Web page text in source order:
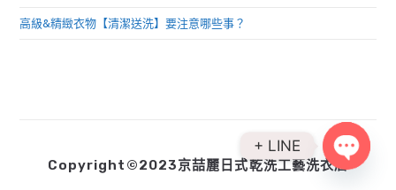
高級&精緻衣物【清潔送洗】要注意哪些事？
Copyright©2023京喆麗日式乾洗工藝洗衣店
+ LINE